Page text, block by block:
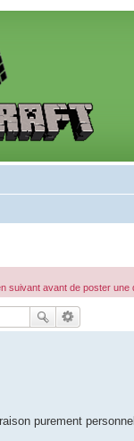
suivant avant de poster une
purement